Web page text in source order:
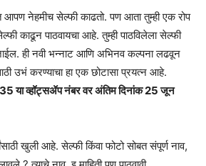
आपण नेहमीच सेल्फी काढतो. पण आता तुम्ही एक रोप
काढून पाठवायचा आहे. तुम्ही पाठविलेला सेल्फी
ही नवी भन्नाट आणि अभिनव कल्पना लढवून
उभं करण्याचा हा एक छोटासा प्रयत्न आहे.‌
या व्हॉट्सॲप नंबर वर अंतिम दिनांक 25 जून
खुली आहे. सेल्फी किंवा फोटो सोबत संपूर्ण नाव,